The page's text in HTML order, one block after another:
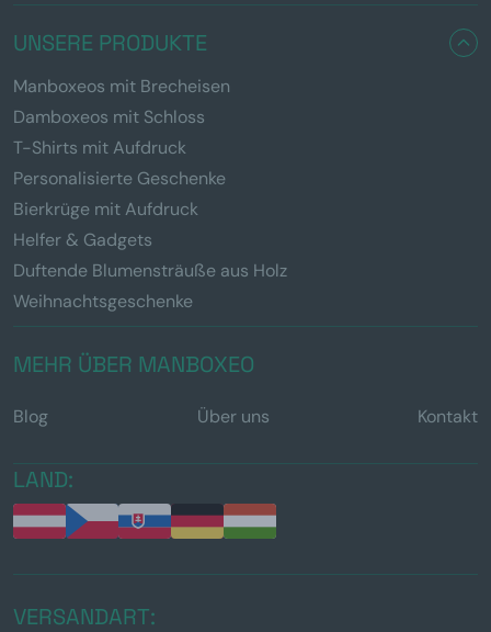
UNSERE PRODUKTE
Manboxeos mit Brecheisen
Damboxeos mit Schloss
T-Shirts mit Aufdruck
Personalisierte Geschenke
Bierkrüge mit Aufdruck
Helfer & Gadgets
Duftende Blumensträuße aus Holz
Weihnachtsgeschenke
MEHR ÜBER MANBOXEO
Blog Über uns Kontakt
LAND:
VERSANDART: